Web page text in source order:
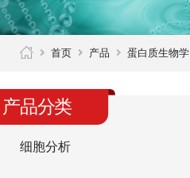
首页 产品 蛋白质生物学
产品分类
细胞分析